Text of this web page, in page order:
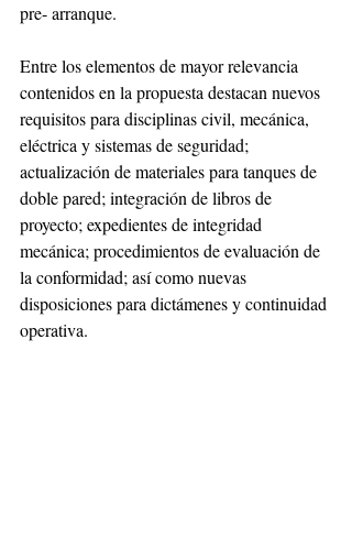
pre- arranque.
Entre los elementos de mayor relevancia
contenidos en la propuesta destacan nuevos
requisitos para disciplinas civil, mecánica,
eléctrica y sistemas de seguridad;
actualización de materiales para tanques de
doble pared; integración de libros de
proyecto; expedientes de integridad
mecánica; procedimientos de evaluación de
la conformidad; así como nuevas
disposiciones para dictámenes y continuidad
operativa.